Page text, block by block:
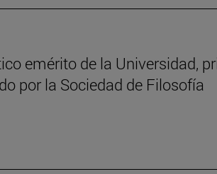
emérito de la Universidad,
por la Sociedad de Filosofía